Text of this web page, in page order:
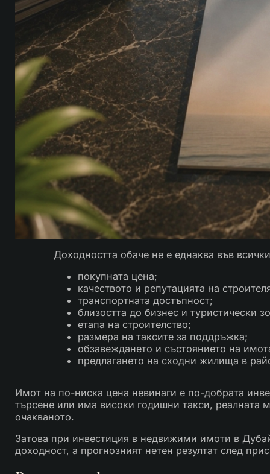
Доходността обаче не е еднаква във
покупната цена;
качеството и репутацията на
транспортната достъпност;
близостта до бизнес и туристически
етапа на строителство;
размера на таксите за поддръжка;
обзавеждането и състоянието на
предлагането на сходни жилища в
Имот на по-ниска цена невинаги е по-добрата
търсене или има високи годишни такси,
очакваното.
Затова при инвестиция в недвижими имоти в
доходност, а прогнозният нетен резултат след